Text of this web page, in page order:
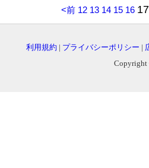
<前 12 13 14 15 16 17
利用規約 | プライバシーポリシー |
Copyright